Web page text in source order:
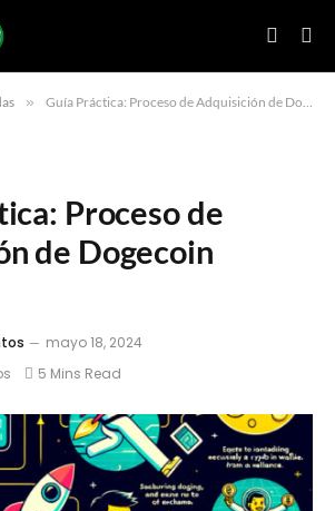
» Guía Práctica: Proceso de Adquisición de Dogecoin (DOGE)
Proceso de
de Dogecoin
mayo 18, 2024
5 Mins Read